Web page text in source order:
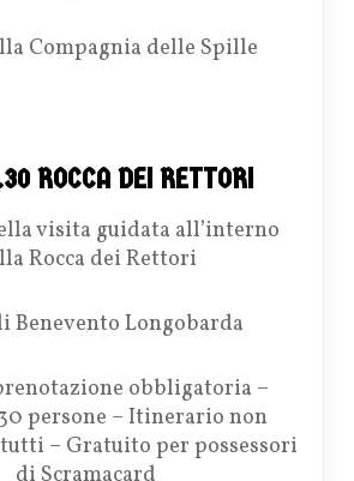
Compagnia delle Spille
ROCCA DEI RETTORI
visita guidata all’interno
Rocca dei Rettori
Benevento Longobarda
obbligatoria –
persone – Itinerario non
– Gratuito per possessori